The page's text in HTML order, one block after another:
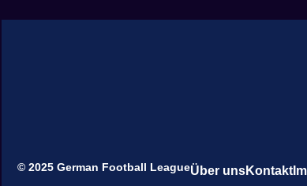
© 2025 German Football LeagueÜber unsKontakt